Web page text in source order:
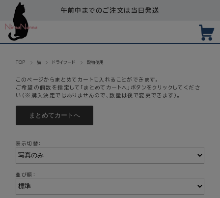
午前中までのご注文は当日発送
TOP 猫 ドライフード 穀物使用
このページからまとめてカートに入れることができます。
ご希望の個数を指定して「まとめてカートへ」ボタンをクリックしてくださ
い（※購入決定ではありませんので、数量は後で変更できます）。
表示切替：
並び順：